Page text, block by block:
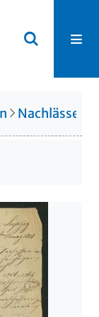
Nachlässe